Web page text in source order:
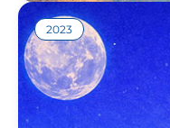
2023